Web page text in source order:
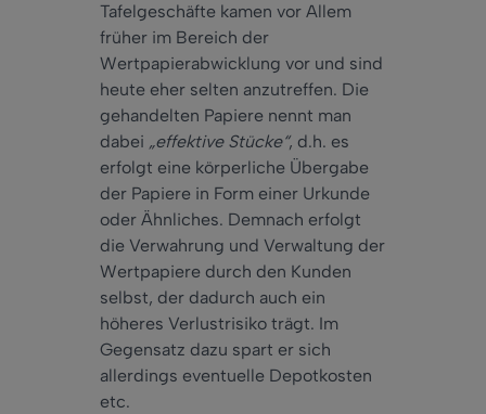
Tafelgeschäfte kamen vor Allem
früher im Bereich der
Wertpapierabwicklung vor und sind
heute eher selten anzutreffen. Die
gehandelten Papiere nennt man
dabei „effektive Stücke“, d.h. es
erfolgt eine körperliche Übergabe
der Papiere in Form einer Urkunde
oder Ähnliches. Demnach erfolgt
die Verwahrung und Verwaltung der
Wertpapiere durch den Kunden
selbst, der dadurch auch ein
höheres Verlustrisiko trägt. Im
Gegensatz dazu spart er sich
allerdings eventuelle Depotkosten
etc.